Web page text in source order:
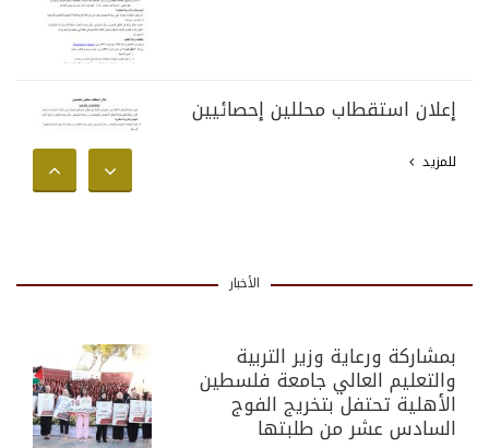
إعلان استقطاب محللين إحصائيين
للمزيد
الأخبار
بمشاركة ورعاية وزير التربية
والتعليم العالي جامعة فلسطين
الأهلية تحتفل بتخريج الفوج
السادس عشر من طلبتها